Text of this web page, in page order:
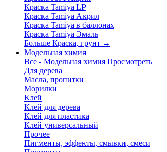
Краска Tamiya LP
Краска Tamiya Акрил
Краска Tamiya в баллонах
Краска Tamiya Эмаль
Больше Краска, грунт →
Модельная химия
Все - Модельная химия Просмотреть
Для дерева
Масла, пропитки
Морилки
Клей
Клей для дерева
Клей для пластика
Клей универсальный
Прочее
Пигменты, эффекты, смывки, смеси